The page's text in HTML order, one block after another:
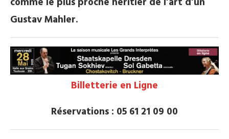
Gustav Mahler.
Billetterie en Ligne
Réservations : 05 61 21 09 00